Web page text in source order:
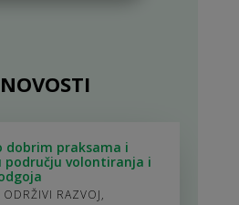
dobrim praksama i
području volontiranja i
ODRŽIVI RAZVOJ,